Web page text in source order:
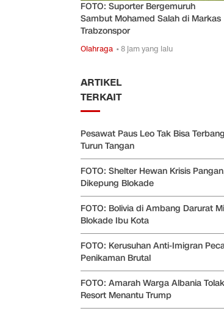
FOTO: Suporter Bergemuruh
Sambut Mohamed Salah di Markas
Trabzonspor
Olahraga • 8 jam yang lalu
ARTIKEL
TERKAIT
Pesawat Paus Leo Tak Bisa
Turun Tangan
FOTO: Shelter Hewan Krisis
Dikepung Blokade
FOTO: Bolivia di Ambang Darurat
Blokade Ibu Kota
FOTO: Kerusuhan Anti-Imigran
Penikaman Brutal
FOTO: Amarah Warga Albania
Resort Menantu Trump